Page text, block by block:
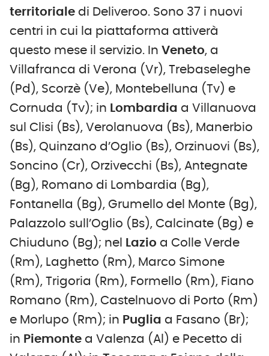
territoriale di Deliveroo. Sono 37 i nuovi
centri in cui la piattaforma attiverà
questo mese il servizio. In Veneto, a
Villafranca di Verona (Vr), Trebaseleghe
(Pd), Scorzè (Ve), Montebelluna (Tv) e
Cornuda (Tv); in Lombardia a Villanuova
sul Clisi (Bs), Verolanuova (Bs), Manerbio
(Bs), Quinzano d’Oglio (Bs), Orzinuovi (Bs),
Soncino (Cr), Orzivecchi (Bs), Antegnate
(Bg), Romano di Lombardia (Bg),
Fontanella (Bg), Grumello del Monte (Bg),
Palazzolo sull’Oglio (Bs), Calcinate (Bg) e
Chiuduno (Bg); nel
Lazio a Colle Verde
(Rm), Laghetto (Rm), Marco Simone
(Rm), Trigoria (Rm), Formello (Rm), Fiano
Romano (Rm), Castelnuovo di Porto (Rm)
e Morlupo (Rm); in Puglia a Fasano (Br);
in Piemonte a Valenza (Al) e Pecetto di